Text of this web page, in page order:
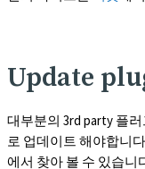
Update
대부분의 3rd party 플
로 업데이트 해야합니
에서 찾아 볼 수 있습니